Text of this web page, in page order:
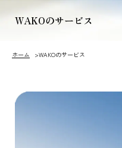
WAKOのサービス
ホーム WAKOのサービス